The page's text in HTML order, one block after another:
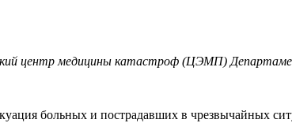
центр медицины катастроф (ЦЭМП)
больных и пострадавших в чрезвычайных